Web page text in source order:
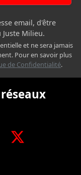
email, d'être
Milieu.
et ne sera jamais
Pour en savoir plus
de Confidentialité.